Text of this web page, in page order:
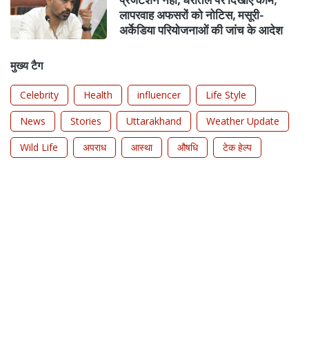
लापरवाह अफसरों को नोटिस, मसूरी-
अर्केडिया परियोजनाओं की जांच के आदेश
मुख्य टैग
Celebrity Health influencer
Life Style
News
Stories Uttarakhand
Weather Update
Wild Life
अपराध आस्था औषधि टेक हेल्प